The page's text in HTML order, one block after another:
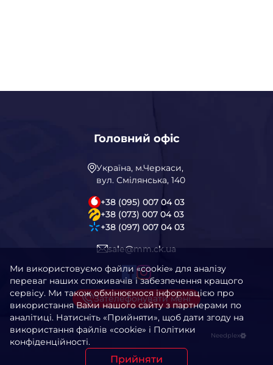
Головний офіс
Україна, м.Черкаси,
вул. Смілянська, 140
+38 (095) 007 04 03
+38 (073) 007 04 03
+38 (097) 007 04 03
sale@mm.ck.ua
Зателефонувати мені
Needplex
Ми використовуємо файли «cookie» для аналізу
переваг наших споживачів і забезпечення кращого
сервісу. Ми також обмінюємося інформацією про
використання Вами нашого сайту з партнерами по
аналітиці. Натисніть «Прийняти», щоб дати згоду на
використання файлів «cookie» і Політики
конфіденційності.
Прийняти